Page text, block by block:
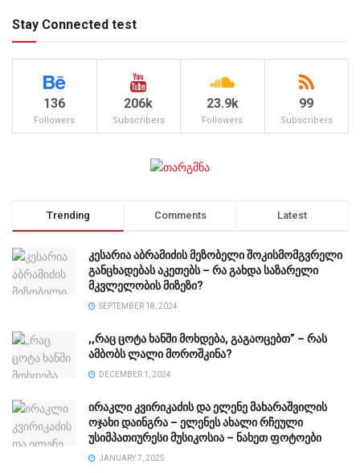
Stay Connected test
136
Followers
206k
Subscribers
23.9k
Followers
99
Subscribers
Trending Comments Latest
კესარია აბრამიძის მეზობელი შოკისმომგვრელი
განცხადებას აკეთებს – რა გახდა საზარელი
მკვლელობის მიზეზი?
SEPTEMBER 18, 2024
,,რაც ცოტა ხანში მოხდება, გაგაოცებთ” – რას
ამბობს ლალი მოროშკინა?
DECEMBER 1, 2024
ირაკლი კვირიკაძის და ელენე მახარაშვილის
ოჯახი დაინგრა – ელენეს ახალი რჩეული
უსიმპათიურესი მუსიკოსია – ნახეთ ფოტოები
JANUARY 7, 2025